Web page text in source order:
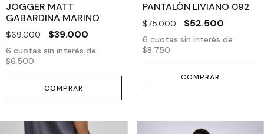
JOGGER MATT
GABARDINA MARINO
$69.000 $39.000
6 cuotas sin interés de
$6.500
COMPRAR
PANTALÓN LIVIANO 092
$75.000 $52.500
6 cuotas sin interés de
$8.750
COMPRAR